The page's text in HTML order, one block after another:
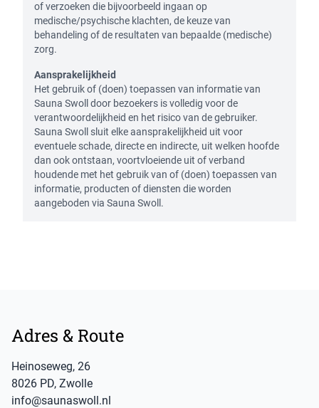
of verzoeken die bijvoorbeeld ingaan op
medische/psychische klachten, de keuze van
behandeling of de resultaten van bepaalde (medische)
zorg.
Aansprakelijkheid
Het gebruik of (doen) toepassen van informatie van
Sauna Swoll door bezoekers is volledig voor de
verantwoordelijkheid en het risico van de gebruiker.
Sauna Swoll sluit elke aansprakelijkheid uit voor
eventuele schade, directe en indirecte, uit welken hoofde
dan ook ontstaan, voortvloeiende uit of verband
houdende met het gebruik van of (doen) toepassen van
informatie, producten of diensten die worden
aangeboden via Sauna Swoll.
Adres & Route
Heinoseweg, 26
8026 PD, Zwolle
info@saunaswoll.nl